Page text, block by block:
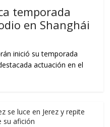
temporada
en Shanghái
inició su temporada
actuación en el
se luce en Jerez y repite
su afición